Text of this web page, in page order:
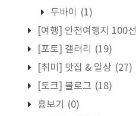
두바이
(1)
[여행] 인천여행지 100선
[포토] 갤러리
(19)
[취미] 맛집 & 일상 (27)
[토크] 블로그 (18)
흉보기
(0)